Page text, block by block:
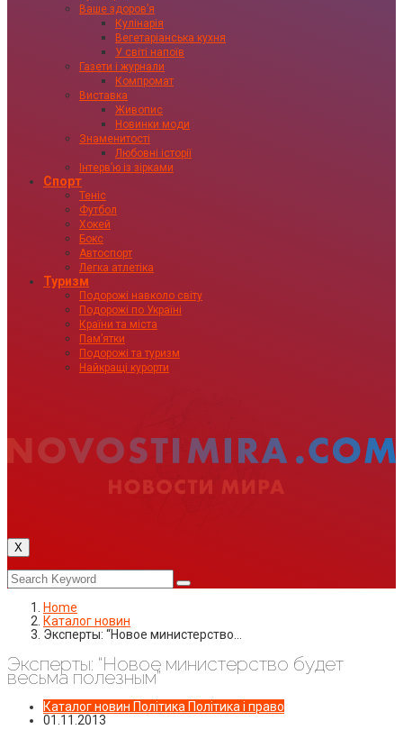
Ваше здоровʼя
Кулінарія
Вегетаріанська кухня
У світі напоїв
Газети і журнали
Компромат
Виставка
Живопис
Новинки моди
Знаменитості
Любовні історії
Інтервʼю із зірками
Спорт
Теніс
Футбол
Хокей
Бокс
Автоспорт
Легка атлетіка
Туризм
Подорожі навколо світу
Подорожі по Україні
Країни та міста
Пам’ятки
Подорожі та туризм
Найкращі курорти
X
Home
Каталог новин
Эксперты: “Новое министерство…
Эксперты: “Новое министерство будет
весьма полезным”
Каталог новин Політика Політика і право
01.11.2013